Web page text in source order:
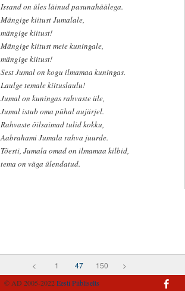
Issand on üles läinud pasunahäälega.
Mängige kiitust Jumalale,
mängige kiitust!
Mängige kiitust meie kuningale,
mängige kiitust!
Sest Jumal on kogu ilmamaa kuningas.
Laulge temale kiituslaulu!
Jumal on kuningas rahvaste üle,
Jumal istub oma pühal aujärjel.
Rahvaste õilsaimad tulid kokku,
Aabrahami Jumala rahva juurde.
Tõesti, Jumala omad on ilmamaa kilbid,
tema on väga ülendatud.
< 1 47 150 >
© AD 2005-2022Eesti Piibliselts